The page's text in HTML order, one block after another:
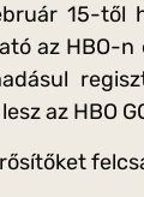
15-től
az HBO-n
az HBO